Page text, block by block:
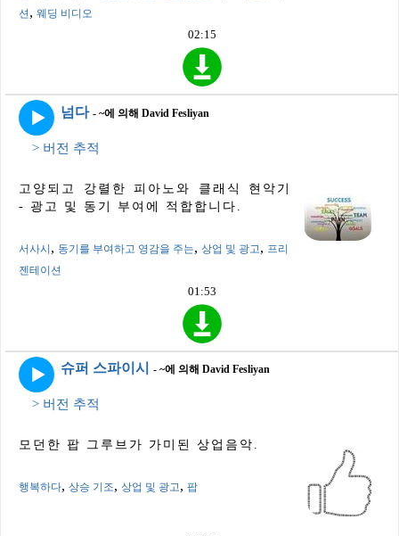
션 , 웨딩 비디오
02:15
넘다 - ~에 의해 David Fesliyan
> 버전 추적
고양되고 강렬한 피아노와 클래식 현악기
- 광고 및 동기 부여에 적합합니다.
서사시, 동기를 부여하고 영감을 주는, 상업 및 광고 , 프리
젠테이션
01:53
슈퍼 스파이시 - ~에 의해 David Fesliyan
> 버전 추적
모던한 팝 그루브가 가미된 ​​상업음악.
행복하다, 상승 기조, 상업 및 광고, 팝